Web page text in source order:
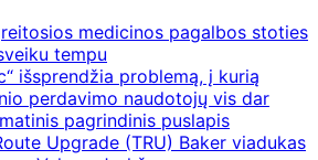
medicinos pagalbos stoties
tempu
išsprendžia problemą, į kurią
perdavimo naudotojų vis dar
pagrindinis puslapis
Upgrade (TRU) Baker viadukas